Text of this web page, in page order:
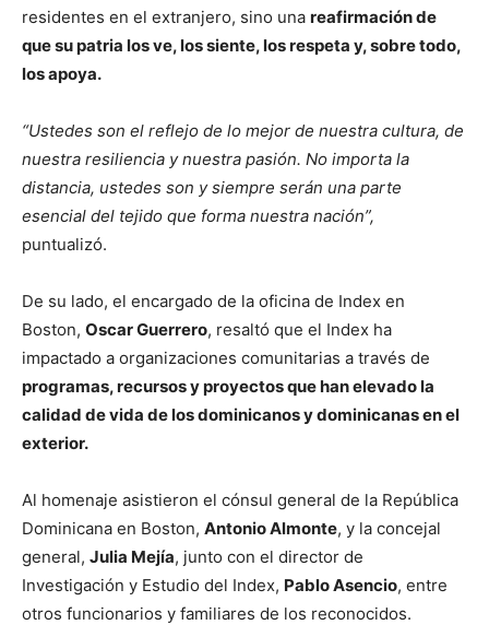
residentes en el extranjero, sino una reafirmación de
que su patria los ve, los siente, los respeta y, sobre todo,
los apoya.
“Ustedes son el reflejo de lo mejor de nuestra cultura, de
nuestra resiliencia y nuestra pasión. No importa la
distancia, ustedes son y siempre serán una parte
esencial del tejido que forma nuestra nación”,
puntualizó.
De su lado, el encargado de la oficina de Index en
Boston, Oscar Guerrero, resaltó que el Index ha
impactado a organizaciones comunitarias a través de
programas, recursos y proyectos que han elevado la
calidad de vida de los dominicanos y dominicanas en el
exterior.
Al homenaje asistieron el cónsul general de la República
Dominicana en Boston, Antonio Almonte, y la concejal
general, Julia Mejía, junto con el director de
Investigación y Estudio del Index, Pablo Asencio, entre
otros funcionarios y familiares de los reconocidos.